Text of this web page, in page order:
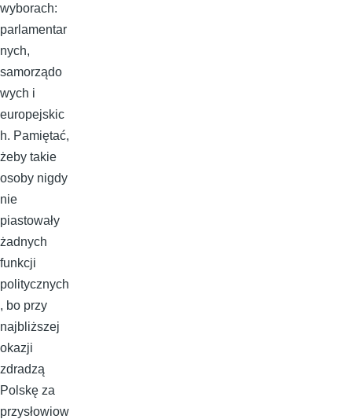
wyborach:
parlamentar
nych,
samorządo
wych i
europejskic
h. Pamiętać,
żeby takie
osoby nigdy
nie
piastowały
żadnych
funkcji
politycznych
, bo przy
najbliższej
okazji
zdradzą
Polskę za
przysłowiow